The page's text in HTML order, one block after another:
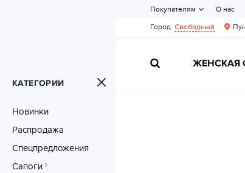
ЖЕНСКАЯ
Город: Свободный
Покупателям О нас
КАТЕГОРИИ
Новинки
Распродажа
Спецпредложения
Сапоги 3